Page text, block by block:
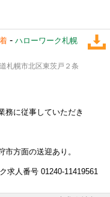
- ハローワーク札幌
札幌市北区東茨戸２条
務に従事していただき
方面の送迎あり。
求人番号 01240-11419561